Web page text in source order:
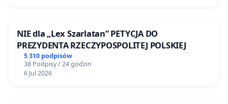
NIE dla „Lex Szarlatan” PETYCJA DO
PREZYDENTA RZECZYPOSPOLITEJ POLSKIEJ
5 310 podpisów
38 Podpisy / 24 godzin
6 Jul 2026